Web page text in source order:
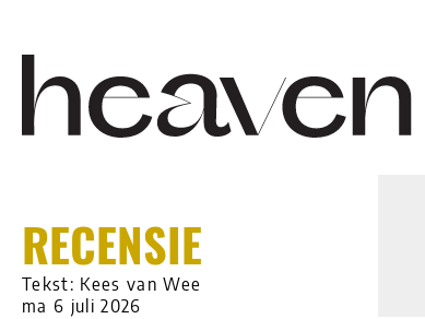
RECENSIE
Tekst: Kees van Wee
ma 6 juli 2026